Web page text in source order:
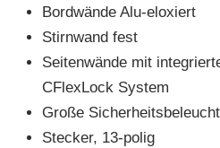
Bordwände Alu-eloxiert
Stirnwand fest
Seitenwände mit
CFlexLock System
Große
Stecker, 13-polig